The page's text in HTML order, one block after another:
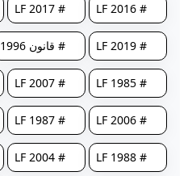
# LF 2016
# LF 2017
# LF 2019 # قانون 1996
# LF 1985
# LF 2007
# LF 2006
# LF 1987
# LF 1988
# LF 2004